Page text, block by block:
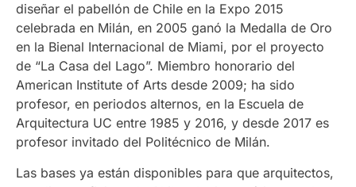
diseñar el pabellón de Chile en la Expo 2015
celebrada en Milán, en 2005 ganó la Medalla de Oro
en la Bienal Internacional de Miami, por el proyecto
de “La Casa del Lago”. Miembro honorario del
American Institute of Arts desde 2009; ha sido
profesor, en periodos alternos, en la Escuela de
Arquitectura UC entre 1985 y 2016, y desde 2017 es
profesor invitado del Politécnico de Milán.
Las bases ya están disponibles para que arquitectos,